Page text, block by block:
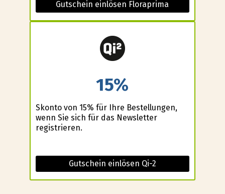
Gutschein einlösen Floraprima
15%
Skonto von 15% für Ihre Bestellungen,
wenn Sie sich für das Newsletter
registrieren.
Gutschein einlösen Qi-2